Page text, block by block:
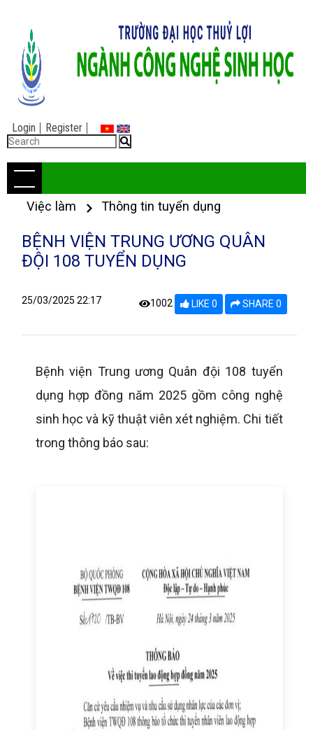
Login Register
Việc làm Thông tin tuyển dụng
BỆNH VIỆN TRUNG ƯƠNG QUÂN
ĐỘI 108 TUYỂN DỤNG
25/03/2025 22:17 1002 LIKE 0 SHARE 0
Bệnh viện Trung ương Quân đội 108 tuyển
dụng hợp đồng năm 2025 gồm công nghệ
sinh học và kỹ thuật viên xét nghiệm. Chi tiết
trong thông báo sau: